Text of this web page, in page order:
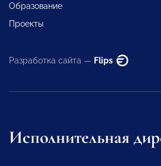
Образование
Проекты
Разработка сайта — Flips
Исполнительная